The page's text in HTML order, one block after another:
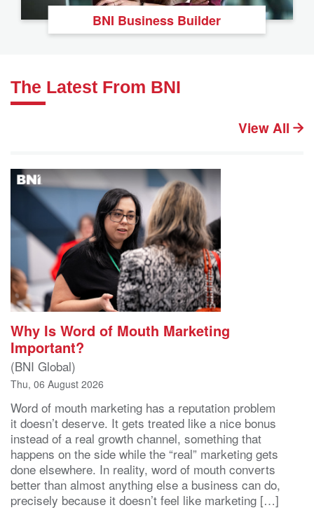
BNI Business Builder
The Latest From BNI
View All
Why Is Word of Mouth Marketing
Important?
(BNI Global)
Thu, 06 August 2026
Word of mouth marketing has a reputation problem
it doesn’t deserve. It gets treated like a nice bonus
instead of a real growth channel, something that
happens on the side while the “real” marketing gets
done elsewhere. In reality, word of mouth converts
better than almost anything else a business can do,
precisely because it doesn’t feel like marketing […]